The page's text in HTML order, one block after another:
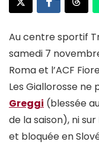
Au centre sportif
samedi 7
Roma et l’ACF
Les Giallorosse
Greggi (blessée
de la saison), ni sur
et bloquée en